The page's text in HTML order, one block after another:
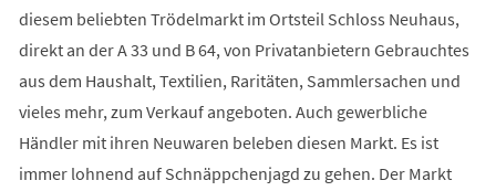
diesem beliebten Trödelmarkt im Ortsteil Schloss Neuhaus,
direkt an der A 33 und B 64, von Privatanbietern Gebrauchtes
aus dem Haushalt, Textilien, Raritäten, Sammlersachen und
vieles mehr, zum Verkauf angeboten. Auch gewerbliche
Händler mit ihren Neuwaren beleben diesen Markt. Es ist
immer lohnend auf Schnäppchenjagd zu gehen. Der Markt